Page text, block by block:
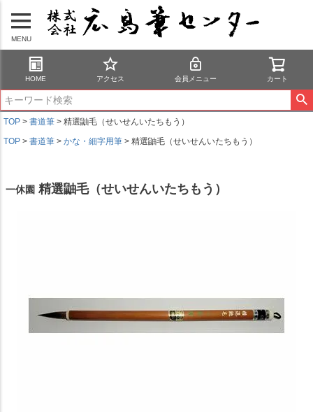
MENU
HOME アクセス 会員メニュー カート
TOP 書道筆
精選鼬毛（せいせんいたちもう）
TOP
書道筆 かな・細字用筆 精選鼬毛（せいせんいたちもう）
一休園 精選鼬毛（せいせんいたちもう）